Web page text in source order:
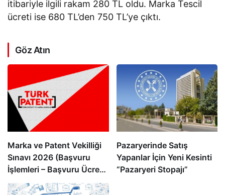
itibariyle ilgili rakam 280 TL oldu. Marka Tescil
ücreti ise 680 TL’den 750 TL’ye çıktı.
Göz Atın
Marka ve Patent Vekilliği
Sınavı 2026 (Başvuru
İşlemleri – Başvuru Ücreti
– Kaynak Kitap)
Pazaryerinde Satış
Yapanlar İçin Yeni Kesinti
“Pazaryeri Stopajı”